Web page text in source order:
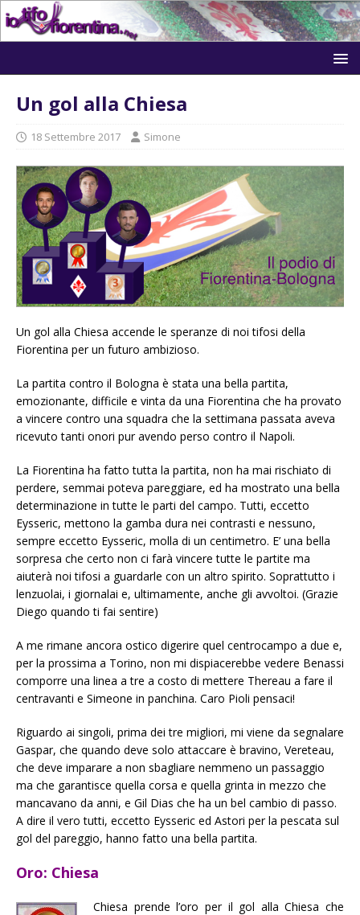
Un gol alla Chiesa
18 Settembre 2017 Simone
Un gol alla Chiesa accende le speranze di noi tifosi della
Fiorentina per un futuro ambizioso.
La partita contro il Bologna è stata una bella partita,
emozionante, difficile e vinta da una Fiorentina che ha provato
a vincere contro una squadra che la settimana passata aveva
ricevuto tanti onori pur avendo perso contro il Napoli.
La Fiorentina ha fatto tutta la partita, non ha mai rischiato di
perdere, semmai poteva pareggiare, ed ha mostrato una bella
determinazione in tutte le parti del campo. Tutti, eccetto
Eysseric, mettono la gamba dura nei contrasti e nessuno,
sempre eccetto Eysseric, molla di un centimetro. E’ una bella
sorpresa che certo non ci farà vincere tutte le partite ma
aiuterà noi tifosi a guardarle con un altro spirito. Soprattutto i
lenzuolai, i giornalai e, ultimamente, anche gli avvoltoi. (Grazie
Diego quando ti fai sentire)
A me rimane ancora ostico digerire quel centrocampo a due e,
per la prossima a Torino, non mi dispiacerebbe vedere Benassi
comporre una linea a tre a costo di mettere Thereau a fare il
centravanti e Simeone in panchina. Caro Pioli pensaci!
Riguardo ai singoli, prima dei tre migliori, mi viene da segnalare
Gaspar, che quando deve solo attaccare è bravino, Vereteau,
che deve imparare a non sbagliare nemmeno un passaggio
ma che garantisce quella corsa e quella grinta in mezzo che
mancavano da anni, e Gil Dias che ha un bel cambio di passo.
A dire il vero tutti, eccetto Eysseric ed Astori per la pescata sul
gol del pareggio, hanno fatto una bella partita.
Oro: Chiesa
Chiesa prende l’oro per il gol alla Chiesa che